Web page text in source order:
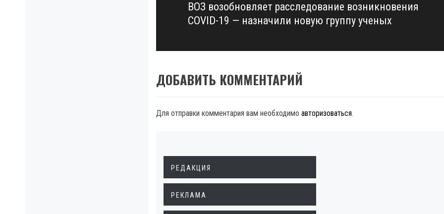
Next
post:
ВОЗ возобновляет расследование возникновения
COVID-19 — назначили новую группу ученых
ДОБАВИТЬ КОММЕНТАРИЙ
Для отправки комментария вам необходимо авторизоваться.
РЕДАКЦИЯ
РЕКЛАМА